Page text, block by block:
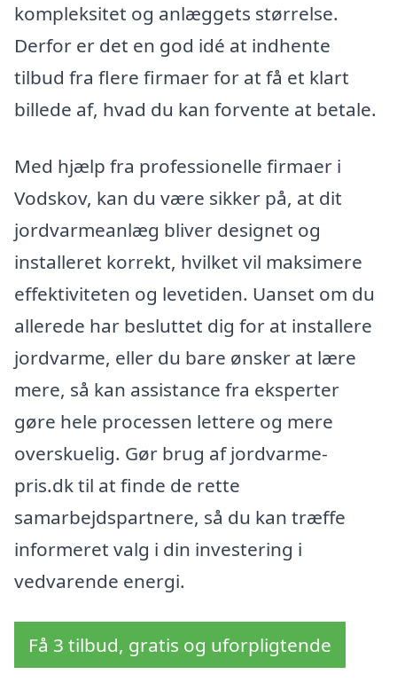
kompleksitet og anlæggets størrelse.
Derfor er det en god idé at indhente
tilbud fra flere firmaer for at få et klart
billede af, hvad du kan forvente at betale.
Med hjælp fra professionelle firmaer i
Vodskov, kan du være sikker på, at dit
jordvarmeanlæg bliver designet og
installeret korrekt, hvilket vil maksimere
effektiviteten og levetiden. Uanset om du
allerede har besluttet dig for at installere
jordvarme, eller du bare ønsker at lære
mere, så kan assistance fra eksperter
gøre hele processen lettere og mere
overskuelig. Gør brug af jordvarme-
pris.dk til at finde de rette
samarbejdspartnere, så du kan træffe
informeret valg i din investering i
vedvarende energi.
Få 3 tilbud, gratis og uforpligtende